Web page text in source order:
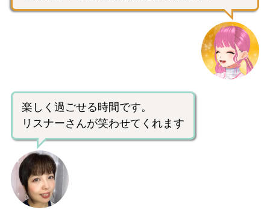
楽しく過ごせる時間です。
リスナーさんが笑わせてくれます